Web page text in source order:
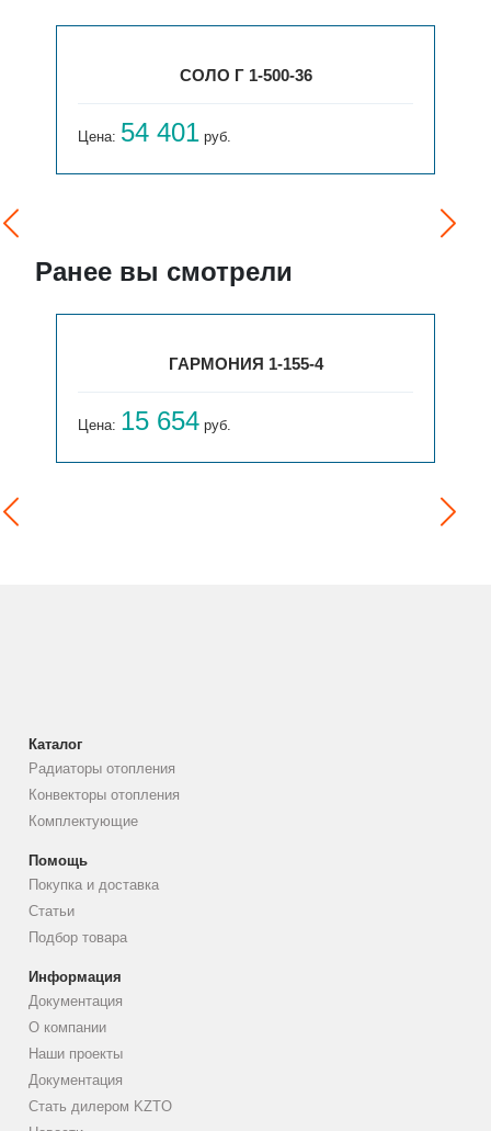
СОЛО Г 1-500-36
Цена: 54 401 руб.
Ранее вы смотрели
ГАРМОНИЯ 1-155-4
Цена: 15 654 руб.
Каталог
Радиаторы отопления
Конвекторы отопления
Комплектующие
Помощь
Покупка и доставка
Статьи
Подбор товара
Информация
Документация
О компании
Наши проекты
Документация
Стать дилером KZTO